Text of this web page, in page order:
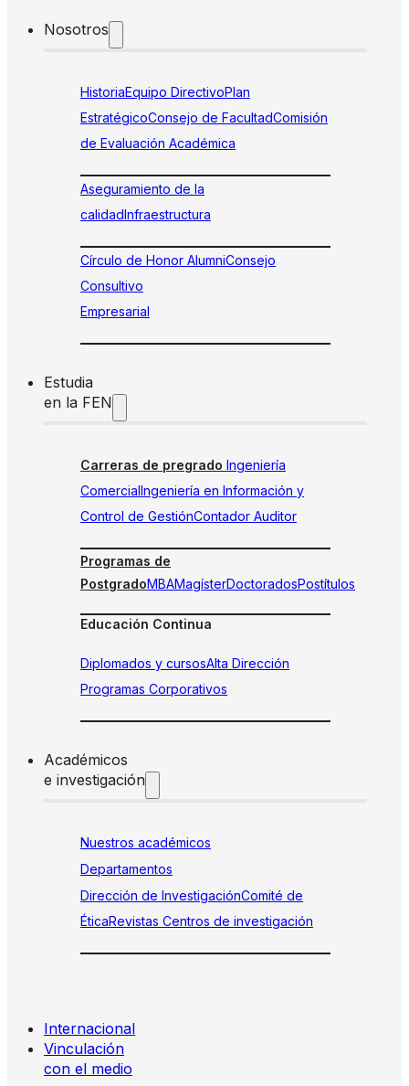
Nosotros
HistoriaEquipo DirectivoPlan
EstratégicoConsejo de FacultadComisión
de Evaluación Académica
Aseguramiento de la
calidadInfraestructura
Círculo de Honor AlumniConsejo
Consultivo
Empresarial
Estudia
en la FEN
Carreras de pregrado Ingeniería
ComercialIngeniería en Información y
Control de GestiónContador Auditor
Programas de
PostgradoMBAMagísterDoctoradosPostítulos
Educación Continua
Diplomados y cursosAlta Dirección
Programas Corporativos
Académicos
e investigación
Nuestros académicos
Departamentos
Dirección de InvestigaciónComité de
ÉticaRevistas Centros de investigación
Internacional
Vinculación
con el medio